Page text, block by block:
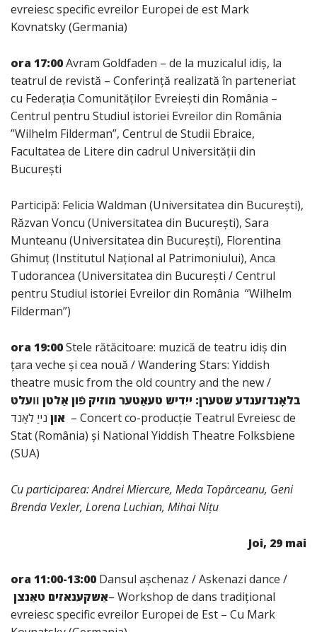
evreiesc specific evreilor Europei de est Mark
Kovnatsky (Germania)
ora 17:00Avram Goldfaden – de la muzicalul idiș, la
teatrul de revistă – Conferință realizată în parteneriat
cu Federația Comunităților Evreiești din România –
Centrul pentru Studiul istoriei Evreilor din România
”Wilhelm Filderman”, Centrul de Studii Ebraice,
Facultatea de Litere din cadrul Universității din
București
Participă: Felicia Waldman (Universitatea din București),
Răzvan Voncu (Universitatea din București), Sara
Munteanu (Universitatea din București), Florentina
Ghimuț (Institutul Național al Patrimoniului), Anca
Tudorancea (Universitatea din București / Centrul
pentru Studiul istoriei Evreilor din România “Wilhelm
Filderman”)
ora 19:00Stele rătăcitoare: muzică de teatru idiș din
țara veche și cea nouă / Wandering Stars: Yiddish
theatre music from the old country and the new /
בלאָנדזענדע שטערן: ייִדיש טעאַטער מוזיק פֿון אַלטן װעלט
און נייַ לאַנד – Concert co-producție Teatrul Evreiesc de
Stat (România) și National Yiddish Theatre Folksbiene
(SUA)
Cu participarea: Andrei Miercure, Meda Topârceanu, Geni
Brenda Vexler, Lorena Luchian, Mihai Nițu
Joi, 29 mai
ora 11:00-13:00 Dansul așchenaz / Askenazi dance /
אַשקענאזים טאַנצן– Workshop de dans tradițional
evreiesc specific evreilor Europei de Est – Cu Mark